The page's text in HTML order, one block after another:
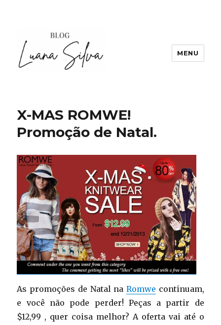
MENU
X-MAS ROMWE!
Promoção de Natal.
As promoções de Natal na Romwe continuam,
e você não pode perder! Peças a partir de
$12,99 , quer coisa melhor? A oferta vai até o